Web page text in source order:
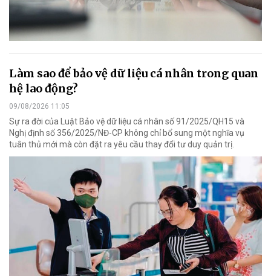
Làm sao để bảo vệ dữ liệu cá nhân trong quan
hệ lao động?
09/08/2026 11:05
Sự ra đời của Luật Bảo vệ dữ liệu cá nhân số 91/2025/QH15 và
Nghị định số 356/2025/NĐ-CP không chỉ bổ sung một nghĩa vụ
tuân thủ mới mà còn đặt ra yêu cầu thay đổi tư duy quản trị.